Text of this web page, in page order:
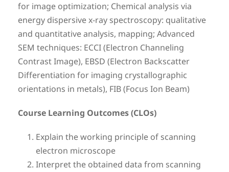
for image optimization; Chemical analysis via
energy dispersive x-ray spectroscopy: qualitative
and quantitative analysis, mapping; Advanced
SEM techniques: ECCI (Electron Channeling
Contrast Image), EBSD (Electron Backscatter
Differentiation for imaging crystallographic
orientations in metals), FIB (Focus Ion Beam)
Course Learning Outcomes (CLOs)
Explain the working principle of scanning
electron microscope
Interpret the obtained data from scanning